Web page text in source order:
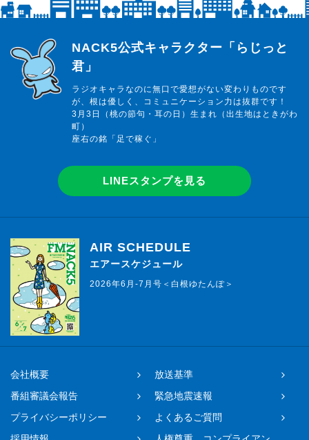
らじっと君
NACK5公式キャラクター「らじっと
君」
ラジオキャラなのに無口で愛想がない変わりものです
が、根は優しく、コミュニケーション力は抜群です！
3月3日（桃の節句・耳の日）生まれ（出生地はときがわ
町）
座右の銘「足で稼ぐ」
LINEスタンプを見る
AIR SCHEDULE
エアースケジュール
2026年6月-7月号＜白根ゆたんぽ＞
会社概要
放送基準
番組審議会報告
緊急地震速報
プライバシーポリシー
よくあるご質問